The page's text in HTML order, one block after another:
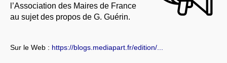
l’Association des Maires de France
au sujet des propos de G. Guérin.
Sur le Web : https://blogs.mediapart.fr/edition/...